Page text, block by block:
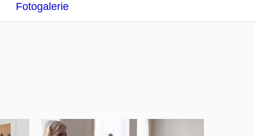
Fotogalerie